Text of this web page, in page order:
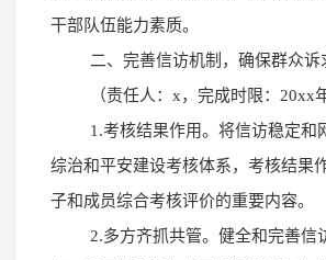
干部队伍能力素质。
二、完善信访机制，确保群众诉
（责任人：x，完成时限：20xx
1.考核结果作用。将信访稳定和
综治和平安建设考核体系，考核结果
子和成员综合考核评价的重要内容。
2.多方齐抓共管。健全和完善信